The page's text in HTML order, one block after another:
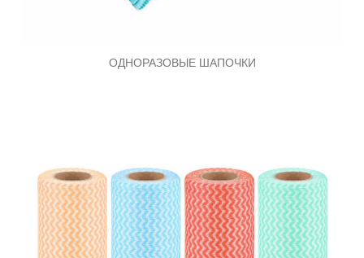
ОДНОРАЗОВЫЕ ШАПОЧКИ